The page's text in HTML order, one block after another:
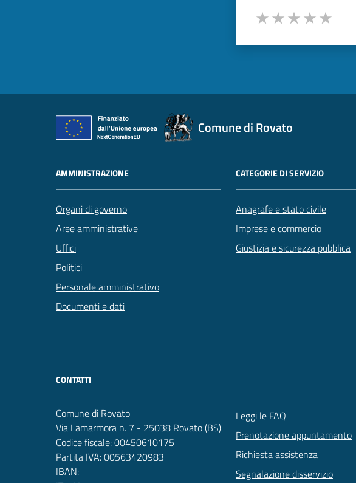
Valuta da 1 a 5 stelle la pagina
Comune di Rovato
AMMINISTRAZIONE
Organi di governo
Aree amministrative
Uffici
Politici
Personale amministrativo
Documenti e dati
CATEGORIE DI SERVIZIO
Anagrafe e stato civile
Imprese e commercio
Giustizia e sicurezza pubblica
CONTATTI
Comune di Rovato
Via Lamarmora n. 7 - 25038 Rovato (BS)
Codice fiscale: 00450610175
Partita IVA: 00563420983
IBAN:
Leggi le FAQ
Prenotazione appuntamento
Richiesta assistenza
Segnalazione disservizio